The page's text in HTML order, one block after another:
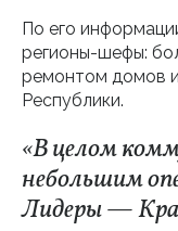
По его
регионы-шефы:
ремонтом домов
Республики.
«В целом
небольшим
Лидеры —